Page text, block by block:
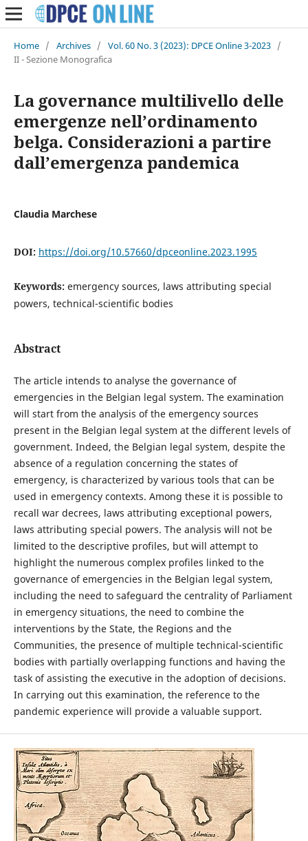
Home / Archives / Vol. 60 No. 3 (2023): DPCE Online 3-2023 /
II - Sezione Monografica
La governance multilivello delle
emergenze nell’ordinamento
belga. Considerazioni a partire
dall’emergenza pandemica
Claudia Marchese
DOI: https://doi.org/10.57660/dpceonline.2023.1995
Keywords: emergency sources, laws attributing special
powers, technical-scientific bodies
Abstract
The article intends to analyse the governance of
emergencies in the Belgian legal system. The examination
will start from the analysis of the emergency sources
present in the Belgian legal system at the different levels of
government. Indeed, the Belgian legal system, despite the
absence of a regulation concerning the states of
emergency, is characterized by various tools that can be
used in emergency contexts. Among these it is possible to
recall war decrees, laws attributing exceptional powers,
laws attributing special powers. The analysis will not be
limited to the descriptive profiles, but will attempt to
highlight the numerous complex profiles linked to the
governance of emergencies in the Belgian legal system,
including the need to safeguard the centrality of Parliament
in emergency situations, the need to combine the
interventions by the State, the Regions and the
Communities, the presence of multiple technical-scientific
bodies with partially overlapping functions and having the
task of assisting the executive in the adoption of decisions.
In carrying out this examination, the reference to the
pandemic experience will provide a valuable support.